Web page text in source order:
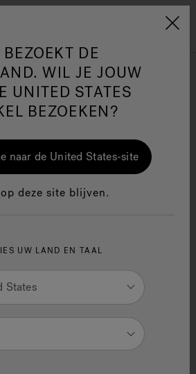
Jacuzzi&reg; EMEA
Sensational
Classic
BEZOEKT DE
WIL JE JOUW
UNITED STATES
BEZOEKEN?
naar de United States-site
deze site blijven.
UW LAND EN TAAL
States